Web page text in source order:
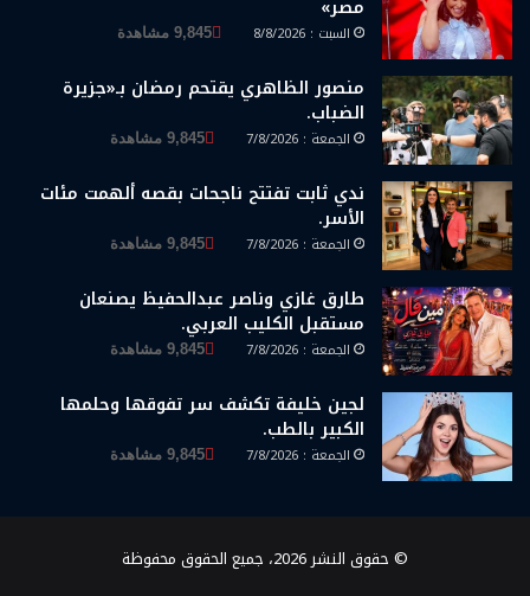
مصر»
السبت : 8/8/2026 9,845 مشاهدة
منصور الظاهري يقتحم رمضان بـ«جزيرة
الضباب.
الجمعة : 7/8/2026 9,845 مشاهدة
ندي ثابت تفتتح ناجحات بقصه ألهمت مئات
الأسر.
الجمعة : 7/8/2026 9,845 مشاهدة
طارق غازي وناصر عبدالحفيظ يصنعان
مستقبل الكليب العربي.
الجمعة : 7/8/2026 9,845 مشاهدة
لجين خليفة تكشف سر تفوقها وحلمها
الكبير بالطب.
الجمعة : 7/8/2026 9,845 مشاهدة
© حقوق النشر 2026، جميع الحقوق محفوظة